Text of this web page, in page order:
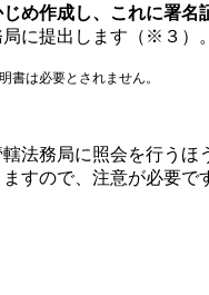
め作成し、これに署名
に提出します（※３）
は必要とされません。
法務局に照会を行う
すので、注意が必要で